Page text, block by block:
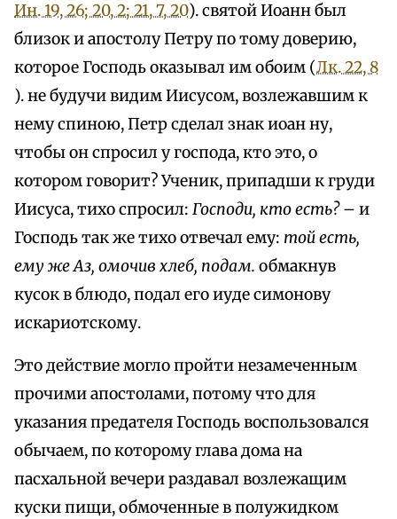
Ин. 19, 26; 20, 2; 21, 7, 20). святой Иоанн был
близок и апостолу Петру по тому доверию,
которое Господь оказывал им обоим (Лк. 22, 8
). не будучи видим Иисусом, возлежавшим к
нему спиною, Петр сделал знак иоан ну,
чтобы он спросил у господа, кто это, о
котором говорит? Ученик, припадши к груди
Иисуса, тихо спросил: Господи, кто есть?– и
Господь так же тихо отвечал ему: той есть,
ему же Аз, омочив хлеб, подам. обмакнув
кусок в блюдо, подал его иуде симонову
искариотскому.
Это действие могло пройти незамеченным
прочими апостолами, потому что для
указания предателя Господь воспользовался
обычаем, по которому глава дома на
пасхальной вечери раздавал возлежащим
куски пищи, обмоченные в полужидком